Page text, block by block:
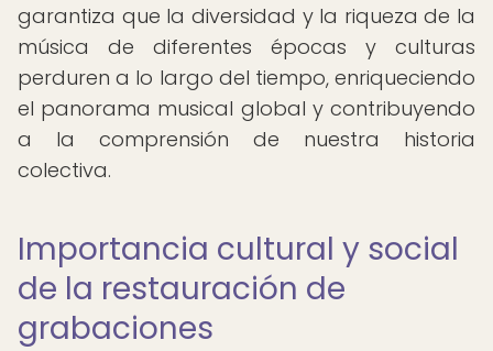
garantiza que la diversidad y la riqueza de la
música de diferentes épocas y culturas
perduren a lo largo del tiempo, enriqueciendo
el panorama musical global y contribuyendo
a la comprensión de nuestra historia
colectiva.
Importancia cultural y social
de la restauración de
grabaciones